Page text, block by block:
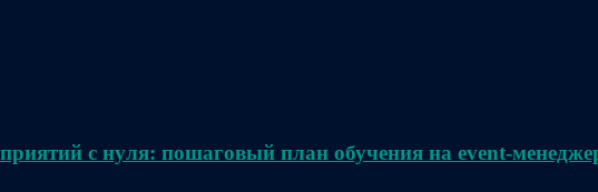
с нуля: пошаговый план обучения на event-